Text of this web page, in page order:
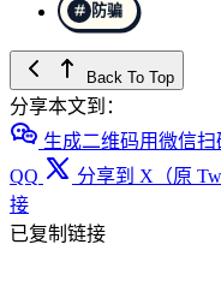
防骗
Back To Top
分享本文到：
生成二维码用微信扫
QQ
分享到 X（原
接
已复制链接